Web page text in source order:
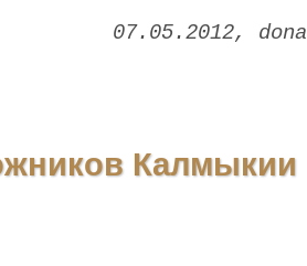
07.05.2012 dona
Калмыкии